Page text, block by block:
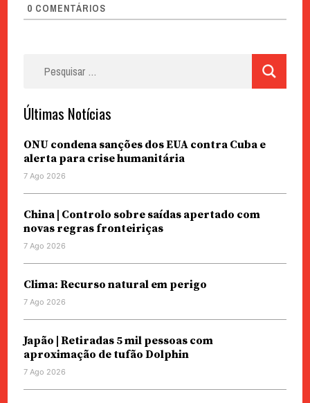
0 COMENTÁRIOS
Últimas Notícias
ONU condena sanções dos EUA contra Cuba e
alerta para crise humanitária
7 Ago 2026
China | Controlo sobre saídas apertado com
novas regras fronteiriças
7 Ago 2026
Clima: Recurso natural em perigo
7 Ago 2026
Japão | Retiradas 5 mil pessoas com
aproximação de tufão Dolphin
7 Ago 2026